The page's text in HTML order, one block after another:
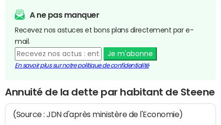
A ne pas manquer
Recevez nos astuces et bons plans directement par e-
mail.
Je m'abonne
En savoir plus sur notre politique de confidentialité
Annuité de la dette par habitant de Steene
(Source : JDN d'après ministère de l'Economie)